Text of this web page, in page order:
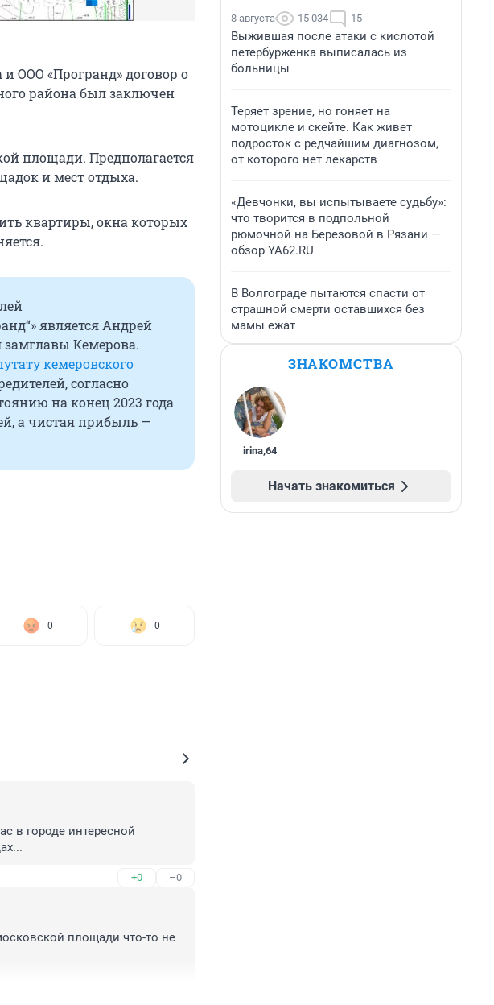
ООО «Програнд» договор о
района был заключен
площади. Предполагается
и мест отдыха.
квартиры, окна которых
является Андрей
замглавы Кемерова.
кемеровского
согласно
на конец 2023 года
а чистая прибыль —
0 0
в городе интересной
+0 –0
площади что-то не
8 августа 15 034 15
Выжившая после атаки с кислотой
петербурженка выписалась из
больницы
Теряет зрение, но гоняет на
мотоцикле и скейте. Как живет
подросток с редчайшим диагнозом,
от которого нет лекарств
«Девчонки, вы испытываете судьбу»:
что творится в подпольной
рюмочной на Березовой в Рязани —
обзор YA62.RU
В Волгограде пытаются спасти от
страшной смерти оставшихся без
мамы ежат
ЗНАКОМСТВА
irina,64
Начать знакомиться